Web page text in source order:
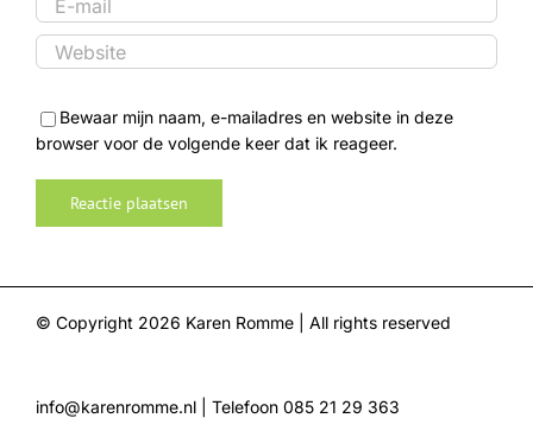
Bewaar mijn naam, e-mailadres en website in deze
browser voor de volgende keer dat ik reageer.
© Copyright 2026 Karen Romme | All rights reserved
info@karenromme.nl | Telefoon 085 21 29 363